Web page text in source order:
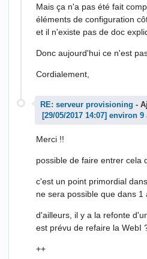
Mais ça n'a pas été fait
éléments de configuration
et il n'existe pas de doc
Donc aujourd'hui ce n'est
Cordialement,
RE: serveur provisioning -
environ 9
Merci !!
possible de faire entrer cela
c'est un point primordial
ne sera possible que dans 1
d'ailleurs, il y a la refonte
est prévu de refaire la WebI
++